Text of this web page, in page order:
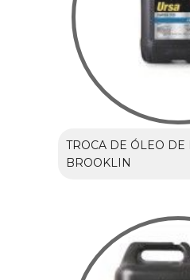
TROCA DE ÓLEO DE
BROOKLIN